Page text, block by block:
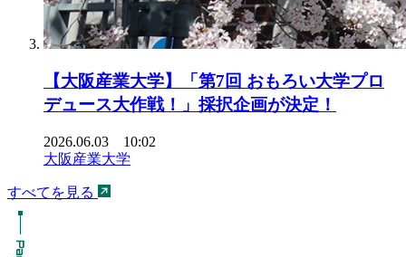
【大阪産業大学】「第7回 おもろい大学プロ
デュース大作戦！」採択企画が決定！
2026.06.03 10:02
大阪産業大学
すべてを見る